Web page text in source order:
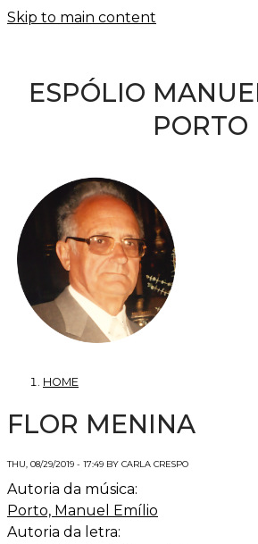
Skip to main content
ESPÓLIO
PORTO
HOME
FLOR MENINA
THU, 08/29/2019 - 17:49 BY CARLA CRESPO
Autoria da música:
Porto, Manuel Emílio
Autoria da letra: